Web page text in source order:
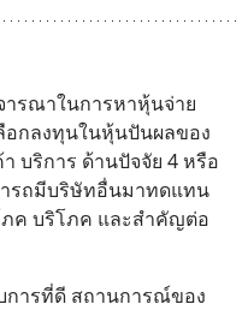
รณาในการหาหุ้นจ่าย
อกลงทุนในหุ้นปันผลของ
บริการ ด้านปัจจัย 4 หรือ
รถมีบริษัทอื่นมาทดแทน
ภค บริโภค และสำคัญต่อ
การที่ดี สถานการณ์ของ